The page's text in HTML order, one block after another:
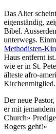
Das Alter
eigenständig,
Bibel.
unterwegs.
Methodisten-
Haus entfernt
wie er in St.
älteste afro-
Kirchenmitglied.
Der neue
er mit
Church»
Rogers geht!»